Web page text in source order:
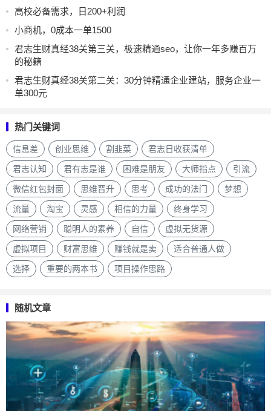
高校必备需求，日200+利润
小商机，0成本一单1500
君志生财真经38关第三关，极速精通seo，让你一年多赚百万
的秘籍
君志生财真经38关第二关：30分钟精通企业建站，服务企业一
单300元
热门关键词
信息差 创业思维 割韭菜 君志日收获清单
君志认知 君有志是谁 困难是朋友 大师指点 引流
微信红包封面 思维晋升 思考 成功的法门 梦想
流量 淘宝 灵感 相信的力量 终身学习
网络营销 聪明人的素养 自信 虚拟无货源
虚拟项目 财富思维 赚钱就是卖 适合普通人做
选择 重要的两本书 项目操作思路
随机文章